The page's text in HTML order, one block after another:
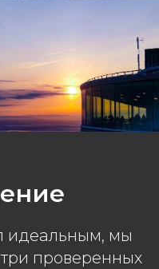
идеальным, мы
проверенных